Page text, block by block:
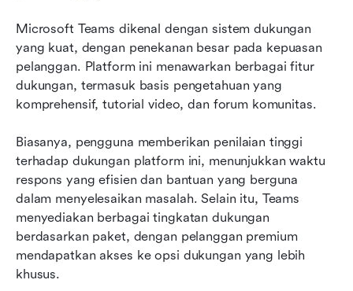
Microsoft Teams dikenal dengan sistem dukungan
yang kuat, dengan penekanan besar pada kepuasan
pelanggan. Platform ini menawarkan berbagai fitur
dukungan, termasuk basis pengetahuan yang
komprehensif, tutorial video, dan forum komunitas.
Biasanya, pengguna memberikan penilaian tinggi
terhadap dukungan platform ini, menunjukkan waktu
respons yang efisien dan bantuan yang berguna
dalam menyelesaikan masalah. Selain itu, Teams
menyediakan berbagai tingkatan dukungan
berdasarkan paket, dengan pelanggan premium
mendapatkan akses ke opsi dukungan yang lebih
khusus.